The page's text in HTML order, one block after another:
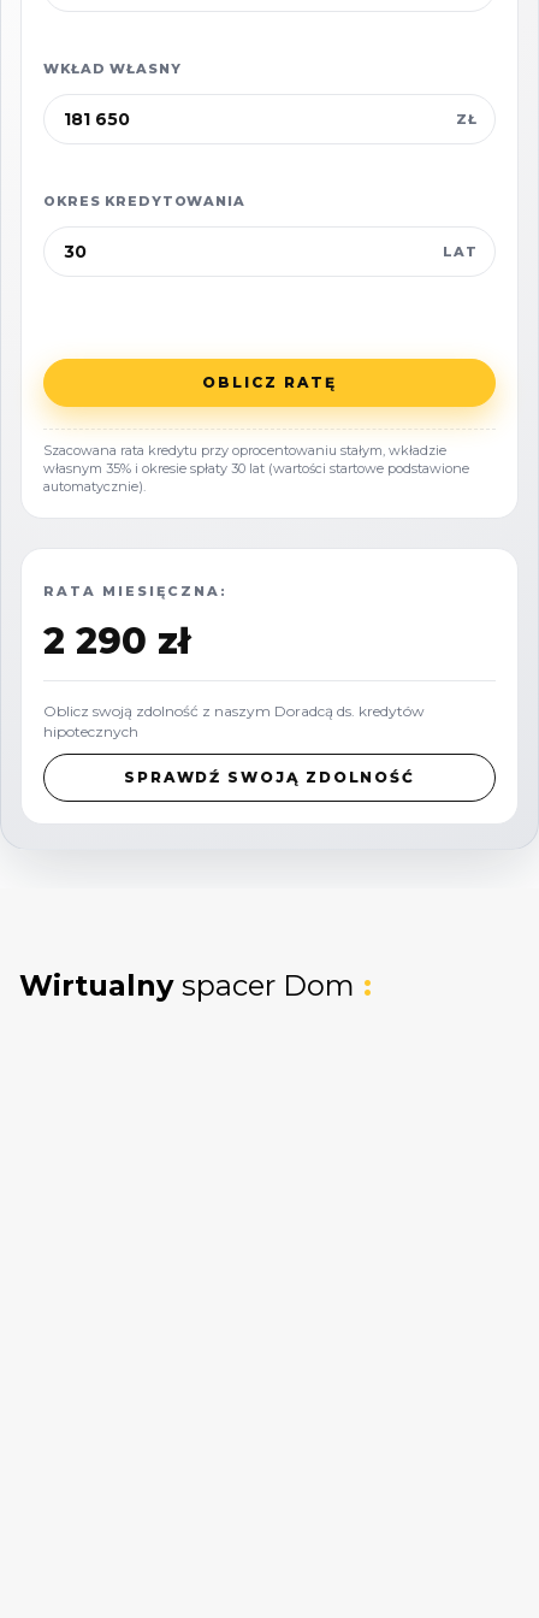
nakładów finansowych. Idealny jako inwestycja
doskonałe miejsce dla miłośników spokoju i
aktywnego wypoczynku.
Osobna księga wieczysta, brak obciążeń.
To miejsce, w którym wakacje trwają przez cały
rok!
WKŁAD WŁASNY
ZŁ
OKRES KREDYTOWANIA
LAT
OBLICZ RATĘ
Szacowana rata kredytu przy oprocentowaniu stałym, wkładzie
własnym 35% i okresie spłaty 30 lat (wartości startowe podstawione
automatycznie).
RATA MIESIĘCZNA:
2 290 zł
Oblicz swoją zdolność z naszym Doradcą ds. kredytów
hipotecznych
SPRAWDŹ SWOJĄ ZDOLNOŚĆ
Wirtualny spacer Dom :